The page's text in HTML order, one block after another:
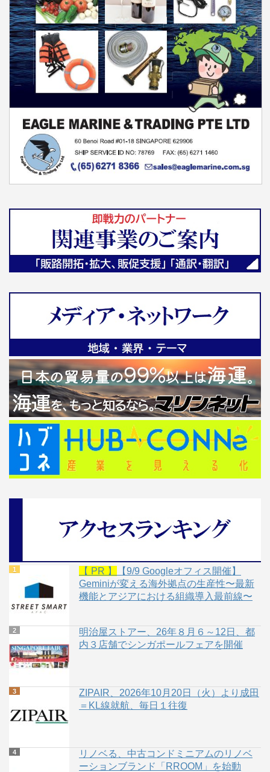
【 PR 】
【9/9 Googleオフィス開催】
Geminiが変える海外拠点の生産性〜最新
機能とアジアにおける組織導入最前線〜
明治屋ストアー、26年８月６～12日、都
内３店舗でシンガポールフェアを開催
ZIPAIR、2026年10月20日（火）より成田
＝KL線就航、毎日１往復
リノベる、中古コンドミニアムのリノベ
ーションブランド「RROOM」を始動